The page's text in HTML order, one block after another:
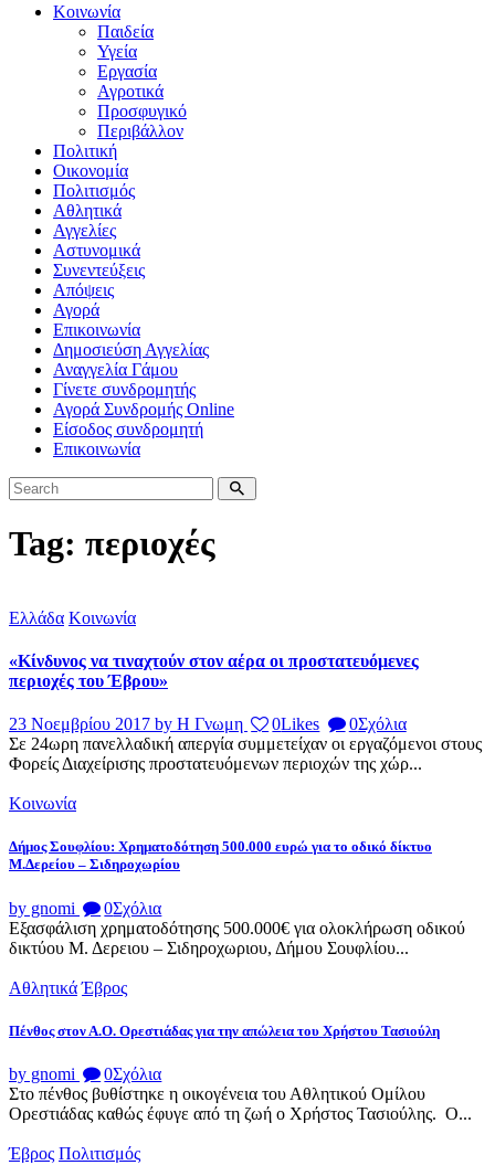
Κοινωνία
Παιδεία
Υγεία
Εργασία
Αγροτικά
Προσφυγικό
Περιβάλλον
Πολιτική
Οικονομία
Πολιτισμός
Αθλητικά
Αγγελίες
Αστυνομικά
Συνεντεύξεις
Απόψεις
Αγορά
Επικοινωνία
Δημοσιεύση Αγγελίας
Αναγγελία Γάμου
Γίνετε συνδρομητής
Αγορά Συνδρομής Online
Είσοδος συνδρομητή
Επικοινωνία
Tag: περιοχές
Ελλάδα Κοινωνία
«Κίνδυνος να τιναχτούν στον αέρα οι προστατευόμενες
περιοχές του Έβρου»
23 Νοεμβρίου 2017 by Η Γνωμη 0Likes 0Σχόλια
Σε 24ωρη πανελλαδική απεργία συμμετείχαν οι εργαζόμενοι στους
Φορείς Διαχείρισης προστατευόμενων περιοχών της χώρ...
Κοινωνία
Δήμος Σουφλίου: Χρηματοδότηση 500.000 ευρώ για το οδικό δίκτυο
Μ.Δερείου – Σιδηροχωρίου
by gnomi 0Σχόλια
Εξασφάλιση χρηματοδότησης 500.000€ για ολοκλήρωση οδικού
δικτύου Μ. Δερειου – Σιδηροχωριου, Δήμου Σουφλίου...
Αθλητικά Έβρος
Πένθος στον Α.Ο. Ορεστιάδας για την απώλεια του Χρήστου Τασιούλη
by gnomi 0Σχόλια
Στο πένθος βυθίστηκε η οικογένεια του Αθλητικού Ομίλου
Ορεστιάδας καθώς έφυγε από τη ζωή ο Χρήστος Τασιούλης. Ο...
Έβρος Πολιτισμός